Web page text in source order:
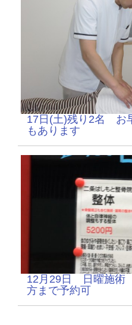
17日(土)残り2名 お
もあります
12月29日 日曜施術
方まで予約可